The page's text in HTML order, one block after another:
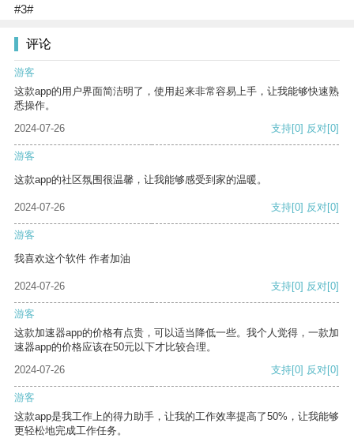
#3#
评论
游客
这款app的用户界面简洁明了，使用起来非常容易上手，让我能够快速熟
悉操作。
2024-07-26
支持[0] 反对[0]
游客
这款app的社区氛围很温馨，让我能够感受到家的温暖。
2024-07-26 支持[0] 反对[0]
游客
我喜欢这个软件 作者加油
2024-07-26 支持[0] 反对[0]
游客
这款加速器app的价格有点贵，可以适当降低一些。我个人觉得，一款加
速器app的价格应该在50元以下才比较合理。
2024-07-26
支持[0] 反对[0]
游客
这款app是我工作上的得力助手，让我的工作效率提高了50%，让我能够
更轻松地完成工作任务。